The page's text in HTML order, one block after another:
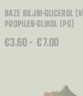
BAZE BILJNI-GLICEROL
PROPILEN-GLIKOL (PG)
€3.60– €7.00
RASPON